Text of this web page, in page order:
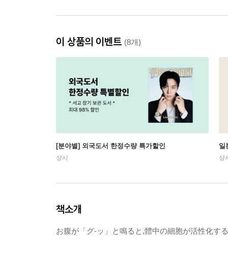
이 상품의 이벤트 (8개)
[분야별] 외국도서 한정수량 특가할인
상시
일
상
책소개
お腹が「グ-ッ」と鳴ると,體中の細胞が活性化す